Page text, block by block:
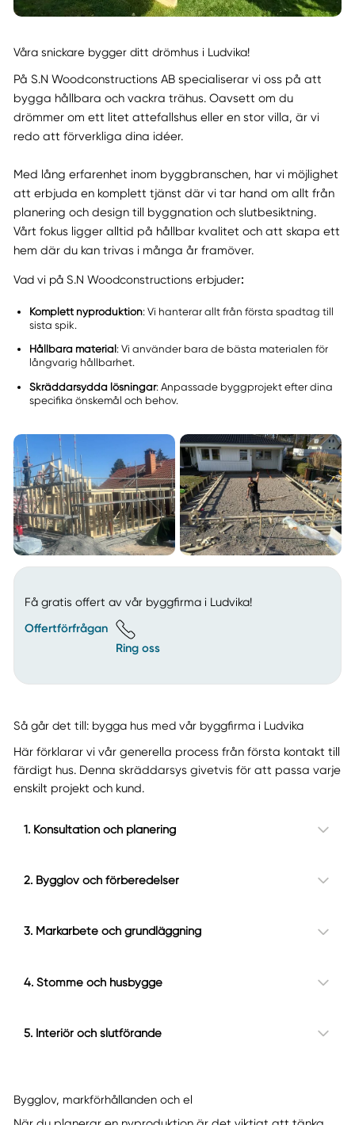
Våra snickare bygger ditt drömhus i Ludvika!
På S.N Woodconstructions AB specialiserar vi oss på att
bygga hållbara och vackra trähus. Oavsett om du
drömmer om ett litet attefallshus eller en stor villa, är vi
redo att förverkliga dina idéer.
Med lång erfarenhet inom byggbranschen, har vi möjlighet
att erbjuda en komplett tjänst där vi tar hand om allt från
planering och design till byggnation och slutbesiktning.
Vårt fokus ligger alltid på hållbar kvalitet och att skapa ett
hem där du kan trivas i många år framöver.
Vad vi på S.N Woodconstructions erbjuder:
Komplett nyproduktion: Vi hanterar allt från första spadtag till
sista spik.
Hållbara material : Vi använder bara de bästa materialen för
långvarig hållbarhet.
Skräddarsydda lösningar: Anpassade byggprojekt efter dina
specifika önskemål och behov.
Få gratis offert av vår byggfirma i Ludvika!
Offertförfrågan
Ring oss
Så går det till: bygga hus med vår byggfirma i Ludvika
Här förklarar vi vår generella process från första kontakt till
färdigt hus. Denna skräddarsys givetvis för att passa varje
enskilt projekt och kund.
1. Konsultation och planering
2. Bygglov och förberedelser
3. Markarbete och grundläggning
4. Stomme och husbygge
5. Interiör och slutförande
Bygglov, markförhållanden och el